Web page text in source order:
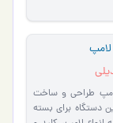
و ساخت
برای بسته